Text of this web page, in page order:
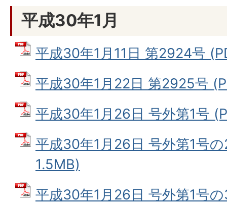
平成30年1月
平成30年1月11日 第2924号
平成30年1月22日 第2925号
平成30年1月26日 号外第1号
平成30年1月26日 号外第1号
1.5MB)
平成30年1月26日 号外第1号